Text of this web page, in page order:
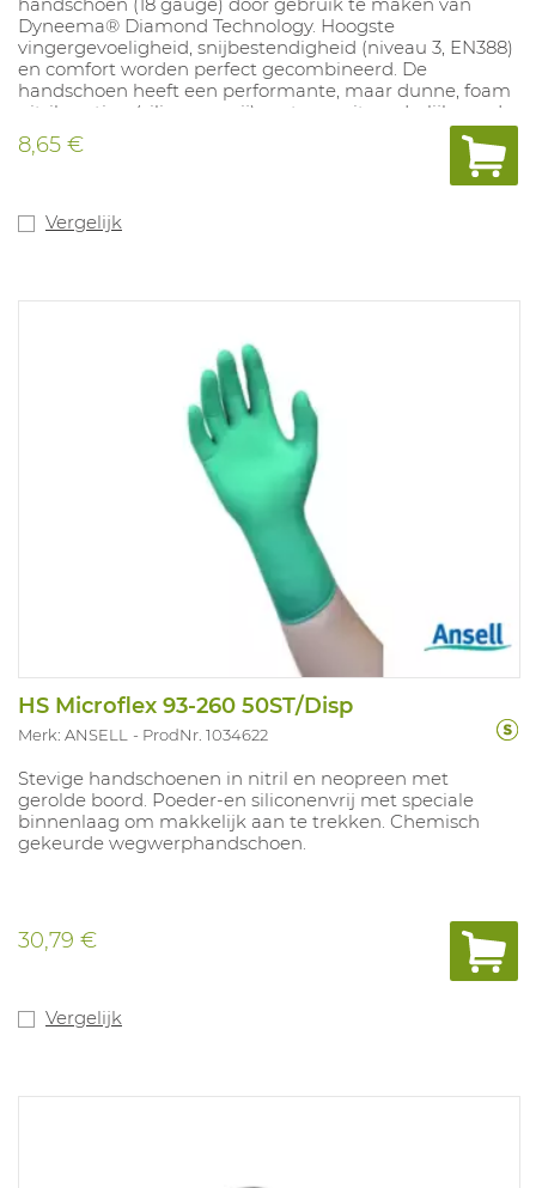
handschoen (18 gauge) door gebruik te maken van
Dyneema® Diamond Technology. Hoogste
vingergevoeligheid, snijbestendigheid (niveau 3, EN388)
en comfort worden perfect gecombineerd. De
handschoen heeft een performante, maar dunne, foam
nitril coating (siliconen vrij) met een uitzonderlijk goede
grip op geoliede oppervlakken en geeft bescherming
tegen contacthitte tot 100°C. Door het lichte gewicht en
de "Dyneema® Diamond" vezel worden de handen
grip. Er wordt geen gebruik gemaakt van glasvezel
assemblage van fijne onderdelen, montage.
13997 Klasse B, EN407:2004: X1XXXX
8,65 €
Vergelijk
HS Microflex 93-260 50ST/Disp
Merk: ANSELL ProdNr. 1034622
Stevige handschoenen in nitril en neopreen met
gerolde boord. Poeder-en siliconenvrij met speciale
binnenlaag om makkelijk aan te trekken. Chemisch
gekeurde wegwerphandschoen.
30,79 €
Vergelijk